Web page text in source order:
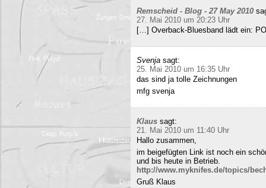
Remscheid - Blog - 27 May 2010
27. Mai 2010 um 20:23 Uhr
[…] Overback-Bluesband lädt ein:
Svenja sagt:
25. Mai 2010 um 16:35 Uhr
das sind ja tolle Zeichnungen
mfg svenja
Klaus sagt:
21. Mai 2010 um 11:40 Uhr
Hallo zusammen,
im beigefügten Link ist noch ein
und bis heute in Betrieb.
http://www.myknifes.de/topics/
Gruß Klaus